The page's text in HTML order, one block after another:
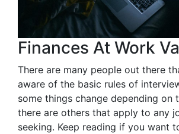
Finances At Work
There are many people out there
aware of the basic rules of
some things change depending on
there are others that apply to any
seeking. Keep reading if you want